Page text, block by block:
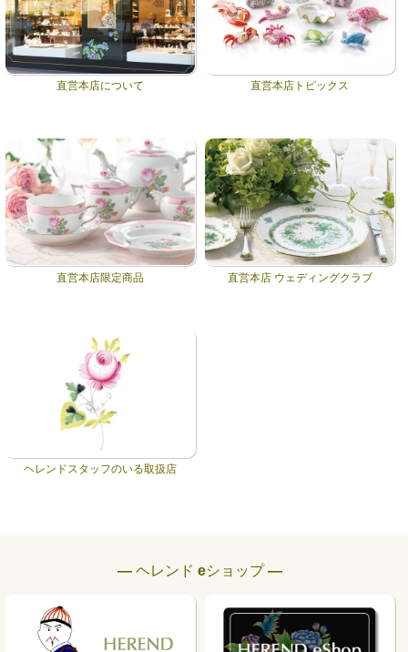
直営本店について 直営本店トピックス
直営本店限定商品 直営本店 ウェディングクラブ
ヘレンドスタッフのいる取扱店
― ヘレンド eショップ ―